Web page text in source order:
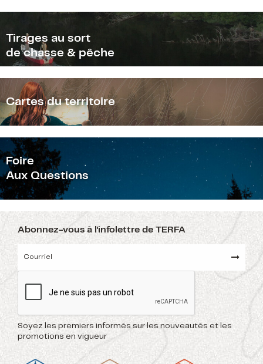
Tirages au sort
de chasse & pêche
Cartes du territoire
Foire
Aux Questions
Abonnez-vous à l'infolettre de TERFA
Soyez les premiers informés sur les nouveautés et les
promotions en vigueur